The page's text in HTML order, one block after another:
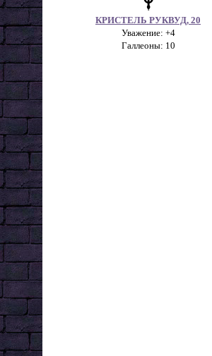
КРИСТЕЛЬ РУКВУД, 20
Уважение: +4
Галлеоны: 10